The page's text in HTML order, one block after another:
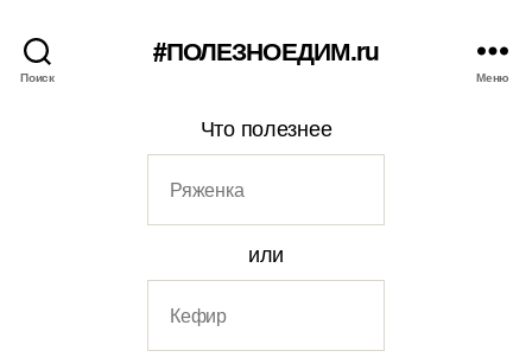
Поиск
#ПОЛЕЗНОЕДИМ.ru
Меню
Что полезнее
или